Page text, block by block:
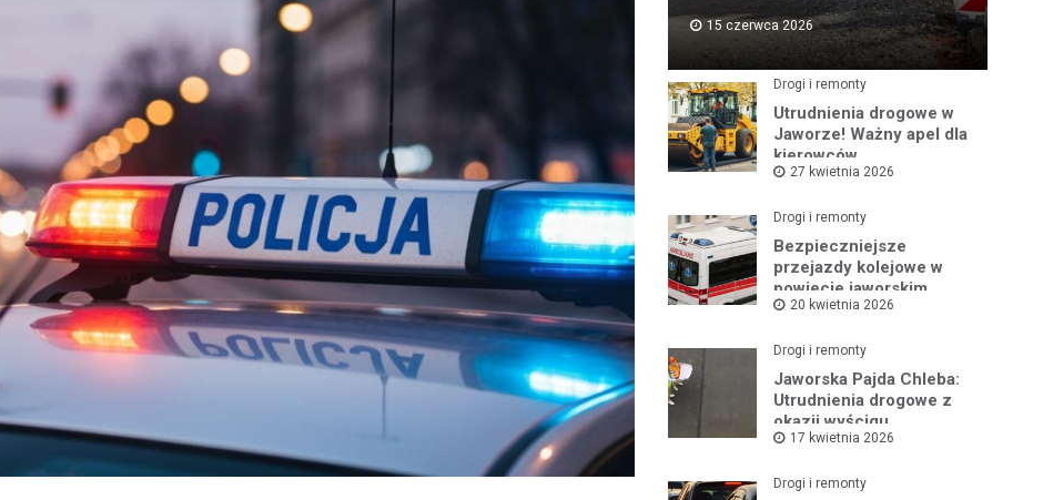
15 czerwca 2026
Drogi i remonty
Utrudnienia drogowe w
Jaworze! Ważny apel dla
kierowców
27 kwietnia 2026
Drogi i remonty
Bezpieczniejsze
przejazdy kolejowe w
powiecie jaworskim
20 kwietnia 2026
Drogi i remonty
Jaworska Pajda Chleba:
Utrudnienia drogowe z
okazji wyścigu
kolarskiego
17 kwietnia 2026
Drogi i remonty